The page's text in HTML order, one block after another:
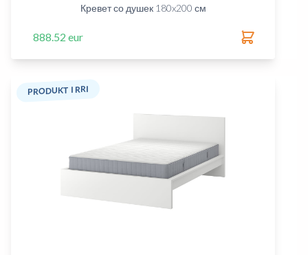
Кревет со душек 180x200 см
888.52 eur
PRODUKT I RRI